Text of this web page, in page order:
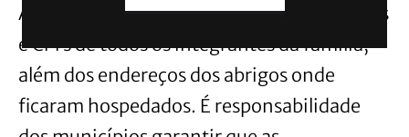
As prefeituras precisam cadastrar os nomes
e CPFs de todos os integrantes da família,
além dos endereços dos abrigos onde
ficaram hospedados. É responsabilidade